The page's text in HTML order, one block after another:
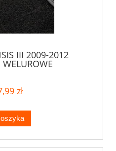
III 2009-2012
zł